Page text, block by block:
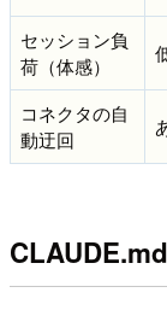
セッション負
荷（体感）
コネクタの自
動迂回
CLAUDE.md